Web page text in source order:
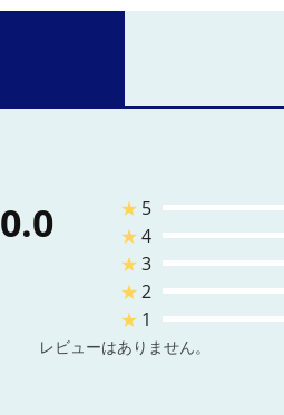
0.0 ★ 5
★4
★3
★2
★ 1
レビューはありません。